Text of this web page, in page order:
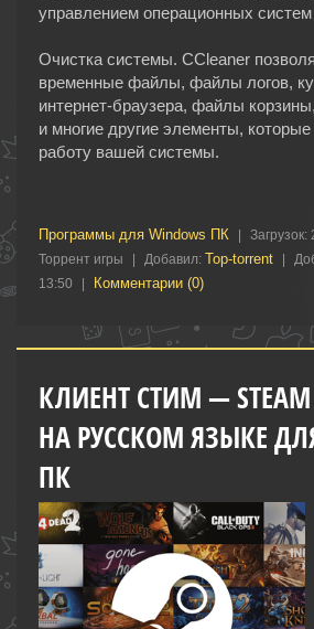
управлением операционных
Очистка системы. CCleaner
временные файлы, файлы логов,
интернет-браузера, файлы
и многие другие элементы,
работу вашей системы.
Программы для Windows ПК Загрузок:
Торрент игры
Добавил: Top-torrent
13:50
Комментарии (0)
КЛИЕНТ СТИМ — STEAM
НА РУССКОМ ЯЗЫКЕ
ПК